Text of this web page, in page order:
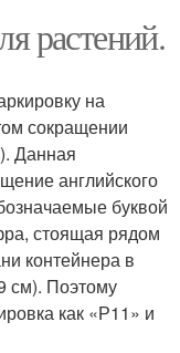
растений.
на
сокращении
Данная
английского
буквой
стоящая рядом
контейнера в
см). Поэтому
как «Р11» и